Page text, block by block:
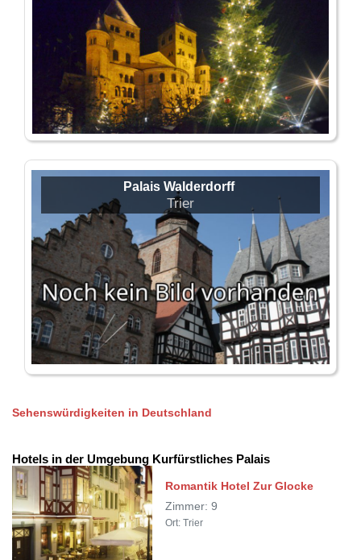
Palais Walderdorff
Trier
Sehenswürdigkeiten in Deutschland
Hotels in der Umgebung Kurfürstliches Palais
Romantik Hotel Zur Glocke
Zimmer: 9
Ort: Trier